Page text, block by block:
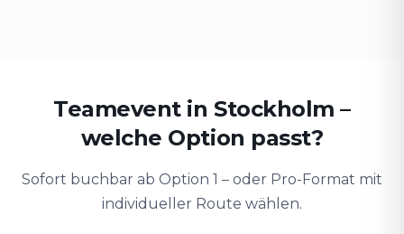
Teamevent in Stockholm –
welche Option passt?
Sofort buchbar ab Option 1 – oder Pro-Format mit
individueller Route wählen.